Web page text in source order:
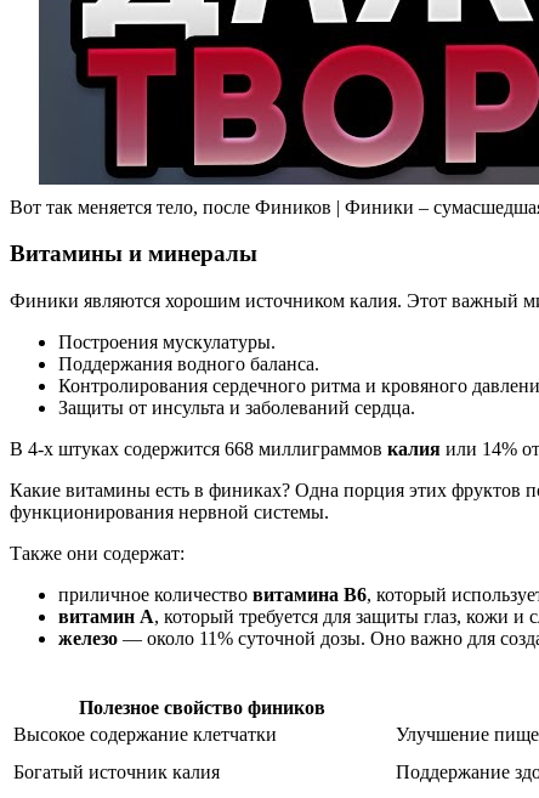
Вот так меняется тело, после Фиников | Финики –
Витамины и минералы
Финики являются хорошим источником калия. Этот важный
Построения мускулатуры.
Поддержания водного баланса.
Контролирования сердечного ритма и кровяного
Защиты от инсульта и заболеваний сердца.
В 4-х штуках содержится 668 миллиграммов калия или 14%
Какие витамины есть в финиках? Одна порция этих фруктов
функционирования нервной системы.
Также они содержат:
приличное количество витамина B6, который
витамин A, который требуется для защиты глаз, кожи и
железо — около 11% суточной дозы. Оно важно для
Полезное свойство фиников
Высокое содержание клетчатки
Улучшение
Богатый источник калия
Поддержание